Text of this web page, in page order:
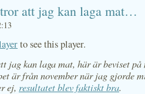
att jag kan laga mat…
to see this player.
jag kan laga mat, här är beviset på
är från november när jag gjorde
ej, resultatet blev faktiskt bra.